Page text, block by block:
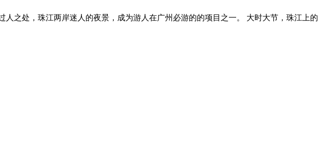
之处，珠江两岸迷人的夜景，成为游人在广州必游的的项目之一。 大时大节，珠江上的